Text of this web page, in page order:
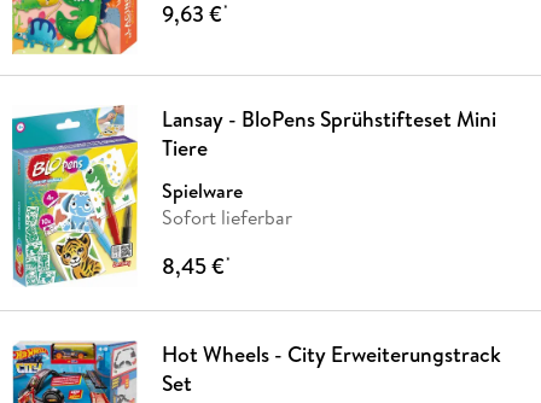
9,63 €*
Lansay - BloPens Sprühstifteset Mini
Tiere
Spielware
Sofort lieferbar
8,45 €*
Hot Wheels - City Erweiterungstrack
Set